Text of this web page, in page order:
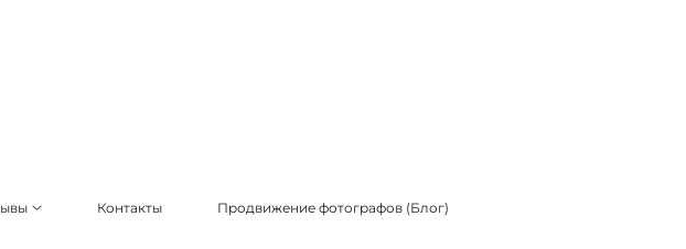
Контакты Продвижение фотографов (Блог)